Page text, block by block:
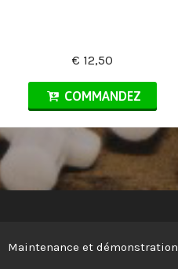
€ 12,50
COMMANDEZ
Maintenance et démonstration